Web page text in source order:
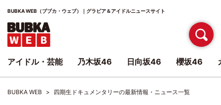
BUBKA WEB（ブブカ・ウェブ）｜グラビア＆アイドルニュースサイト
BUBKA WEB 四期生ドキュメンタリーの最新情報・ニュース一覧
アイドル・芸能 乃木坂46 日向坂46 櫻坂46